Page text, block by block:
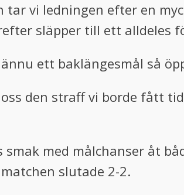
vi ledningen efter en
släpper till ett alldeles
ett baklängesmål så
den straff vi borde fått
med målchanser åt
slutade 2-2.